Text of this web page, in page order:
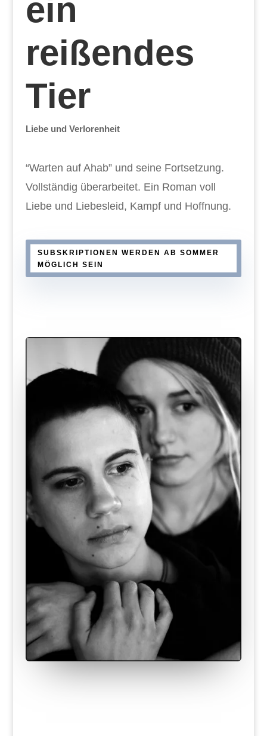
ein
reißendes
Tier
Liebe und Verlorenheit
“Warten auf Ahab” und seine Fortsetzung.
Vollständig überarbeitet. Ein Roman voll
Liebe und Liebesleid, Kampf und Hoffnung.
SUBSKRIPTIONEN WERDEN AB SOMMER
MÖGLICH SEIN